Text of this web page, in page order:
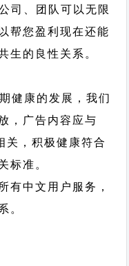
司、团队可以无限
帮您盈利现在还能
生的良性关系。
健康的发展，我们
，广告内容应与
，积极健康符合
标准。
有中文用户服务，
。